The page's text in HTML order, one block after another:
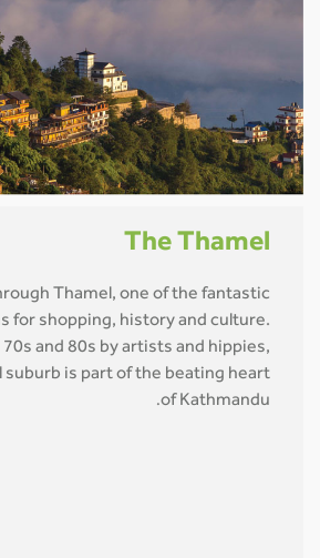
The Thamel
through Thamel, one of the fantastic
for shopping, history and culture.
70s and 80s by artists and hippies,
suburb is part of the beating heart
of Kathmandu
.